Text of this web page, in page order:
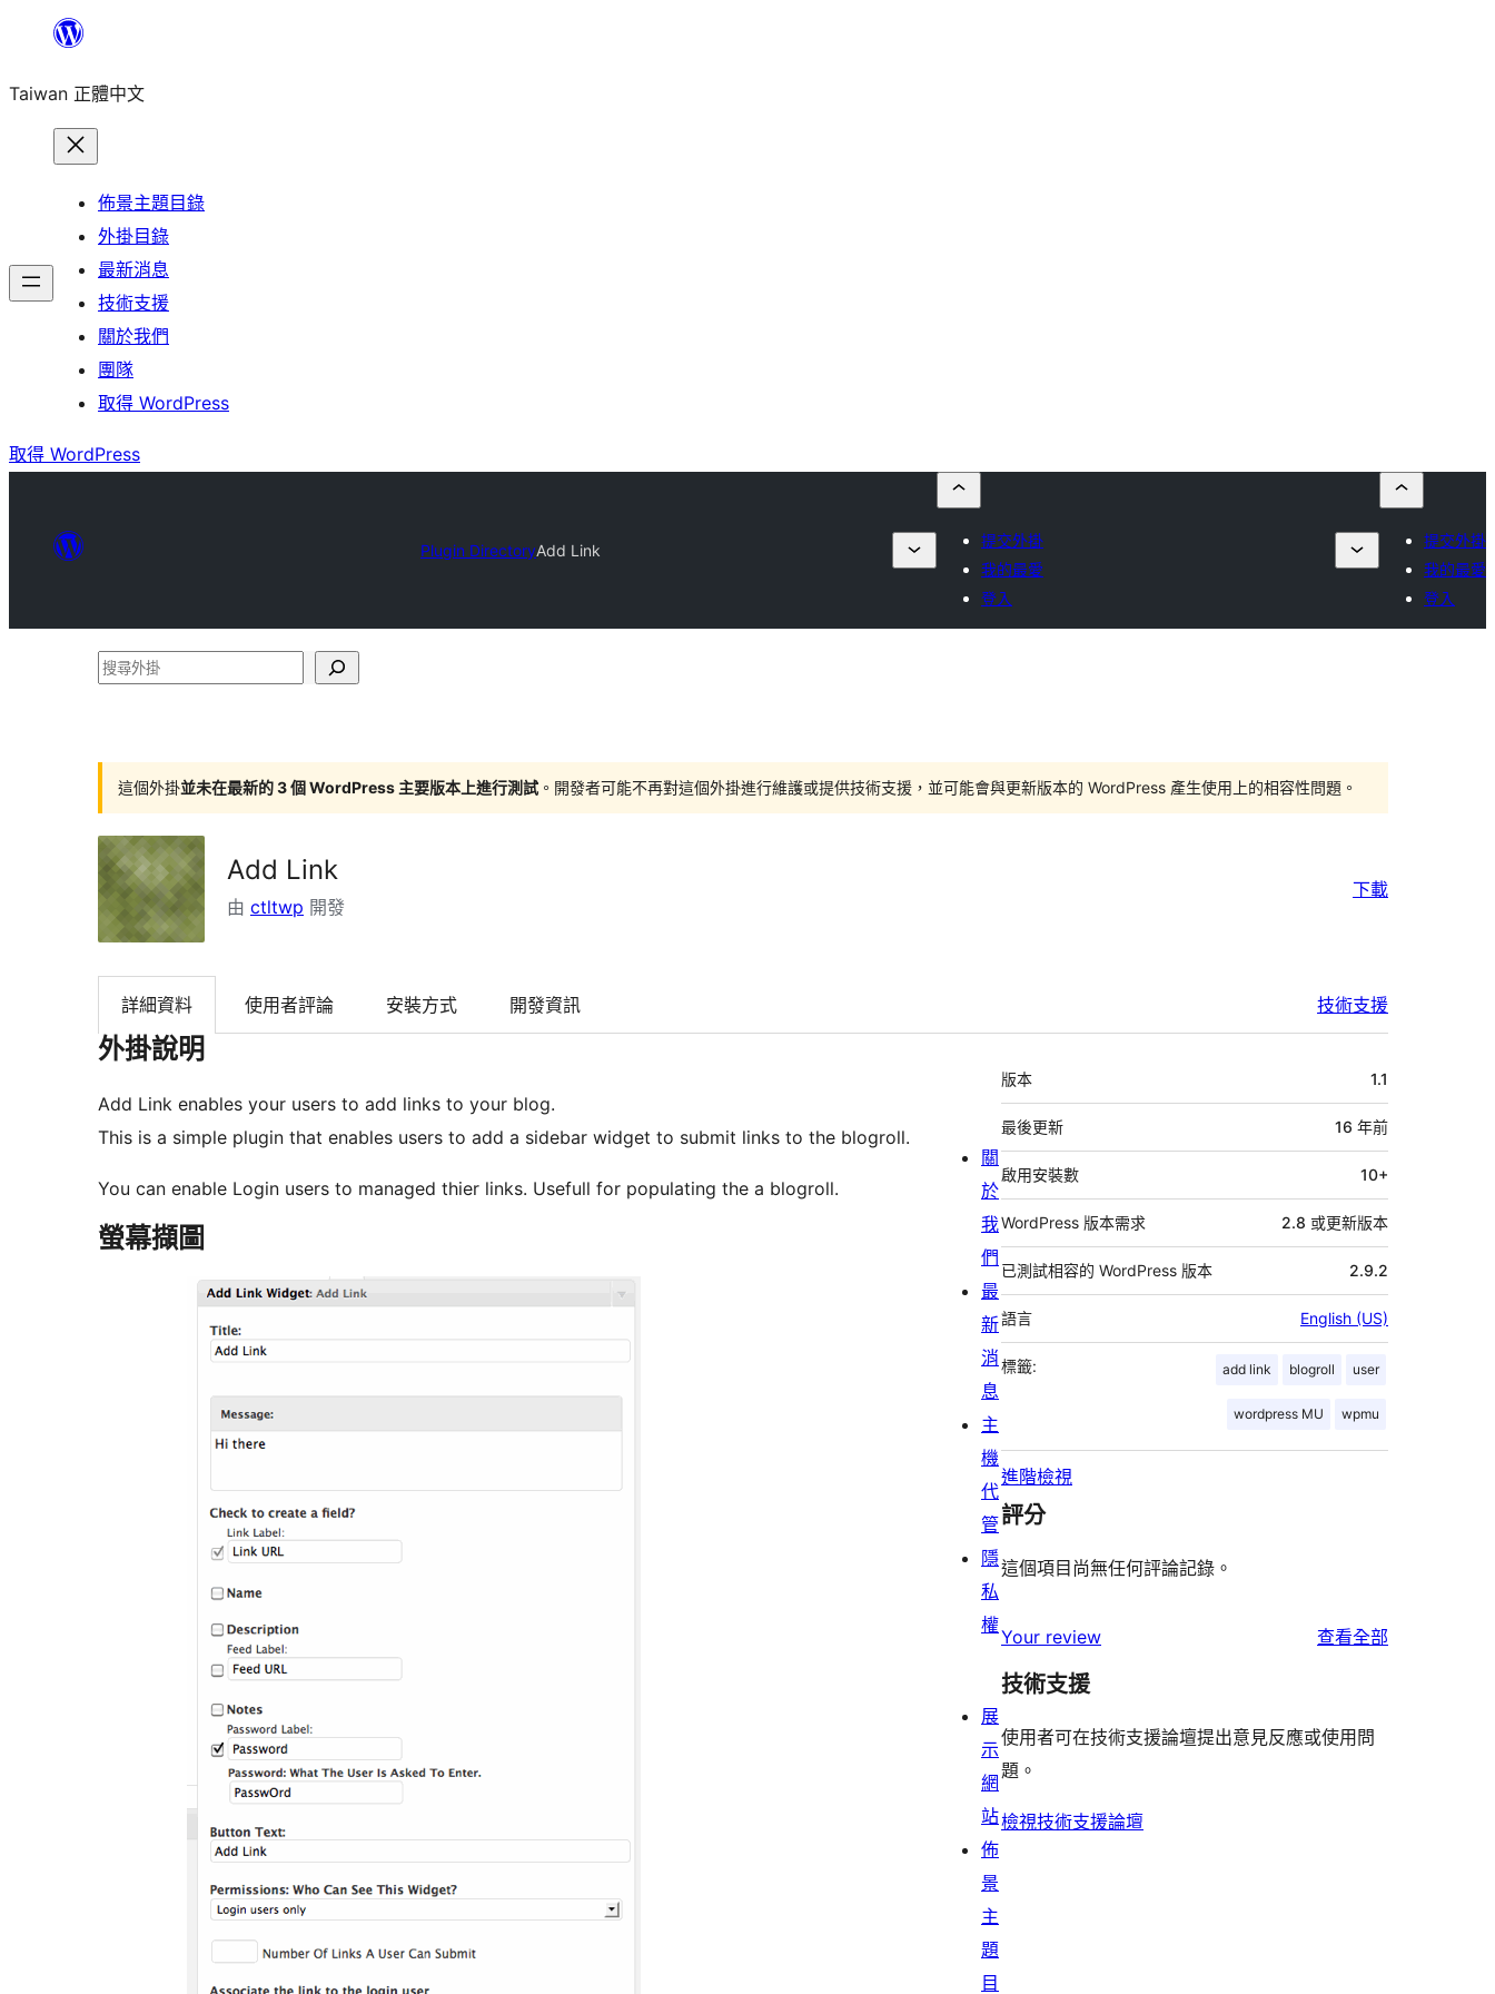
主
Taiwan 正體中文
佈景主題目錄
外掛目錄
最新消息
技術支援
關於我們
團隊
取得 WordPress
取得 WordPress
Plugin DirectoryAdd Link
提交外掛
我的最愛
登入
提交外掛
我的最愛
登入
搜
掛
這個外掛並未在最新的 3 個 WordPress 主要版本上進行測試 。開發者可能不再對這個外掛進行維護或提供技術支援，並可能會與更新版本的 WordPress 產生使用上的相容性問題。
Add Link
由 ctltwp 開發
下載
詳細資料 使用者評論 安裝方式 開發資訊 技術支援
外掛說明
Add Link enables your users to add links to your blog.
This is a simple plugin that enables users to add a sidebar widget to submit links to the blogroll.
You can enable Login users to managed thier links. Usefull for populating the a blogroll.
螢幕擷圖
中
繼
資
料
版本 1.1
最後更新 16 年前
啟用安裝數 10+
WordPress 版本需求 2.8 或更新版本
已測試相容的 WordPress 版本 2.9.2
語言 English (US)
標籤: add link blogroll user
wordpress MU wpmu
進階檢視
評分
這個項目尚無任何評論記錄。
Your review 查看全部
技術支援
使用者可在技術支援論壇提出意見反應或使用問
題。
檢視技術支援論壇
關
於
我
們
最
新
消
息
主
機
代
管
隱
私
權
展
示
網
站
佈
景
主
題
目